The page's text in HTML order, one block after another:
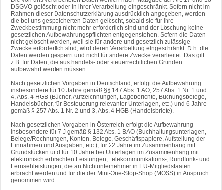
DSGVO gelöscht oder in ihrer Verarbeitung eingeschränkt. Sofern nicht im
Rahmen dieser Datenschutzerklärung ausdrücklich angegeben, werden
die bei uns gespeicherten Daten gelöscht, sobald sie für ihre
Zweckbestimmung nicht mehr erforderlich sind und der Löschung keine
gesetzlichen Aufbewahrungspflichten entgegenstehen. Sofern die Daten
nicht gelöscht werden, weil sie für andere und gesetzlich zulässige
Zwecke erforderlich sind, wird deren Verarbeitung eingeschränkt. D.h. die
Daten werden gesperrt und nicht für andere Zwecke verarbeitet. Das gilt
z.B. für Daten, die aus handels- oder steuerrechtlichen Gründen
aufbewahrt werden müssen.
Nach gesetzlichen Vorgaben in Deutschland, erfolgt die Aufbewahrung
insbesondere für 10 Jahre gemäß §§ 147 Abs. 1 AO, 257 Abs. 1 Nr. 1 und
4, Abs. 4 HGB (Bücher, Aufzeichnungen, Lageberichte, Buchungsbelege,
Handelsbücher, für Besteuerung relevanter Unterlagen, etc.) und 6 Jahre
gemäß § 257 Abs. 1 Nr. 2 und 3, Abs. 4 HGB (Handelsbriefe).
Nach gesetzlichen Vorgaben in Österreich erfolgt die Aufbewahrung
insbesondere für 7 J gemäß § 132 Abs. 1 BAO (Buchhaltungsunterlagen,
Belege/Rechnungen, Konten, Belege, Geschäftspapiere, Aufstellung der
Einnahmen und Ausgaben, etc.), für 22 Jahre im Zusammenhang mit
Grundstücken und für 10 Jahre bei Unterlagen im Zusammenhang mit
elektronisch erbrachten Leistungen, Telekommunikations-, Rundfunk- und
Fernsehleistungen, die an Nichtunternehmer in EU-Mitgliedstaaten
erbracht werden und für die der Mini-One-Stop-Shop (MOSS) in Anspruch
genommen wird.